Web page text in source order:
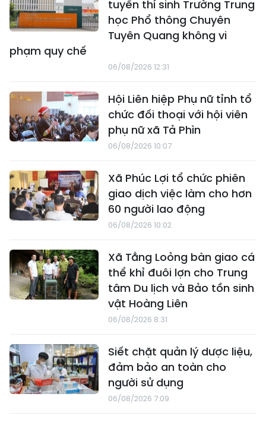
tuyển thí sinh Trường Trung
học Phổ thông Chuyên
Tuyên Quang không vi
phạm quy chế
06/08/2026 12:31
Hội Liên hiệp Phụ nữ tỉnh tổ
chức đối thoại với hội viên
phụ nữ xã Tả Phìn
06/08/2026 10:07
Xã Phúc Lợi tổ chức phiên
giao dịch việc làm cho hơn
60 người lao động
06/08/2026 10:02
Xã Tằng Loỏng bàn giao cá
thể khỉ đuôi lợn cho Trung
tâm Du lịch và Bảo tồn sinh
vật Hoàng Liên
06/08/2026 8:31
Siết chặt quản lý dược liệu,
đảm bảo an toàn cho
người sử dụng
06/08/2026 7:09